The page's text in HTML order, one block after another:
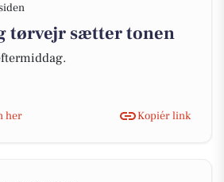
tørvejr sætter tonen
her
Kopiér link